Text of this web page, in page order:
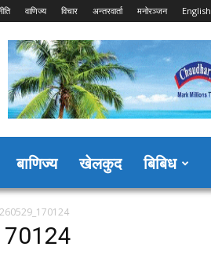
वाणिज्य विचार अन्तरवार्ता मनोरञ्जन English
बाणिज्य खेलकुद बिबिध